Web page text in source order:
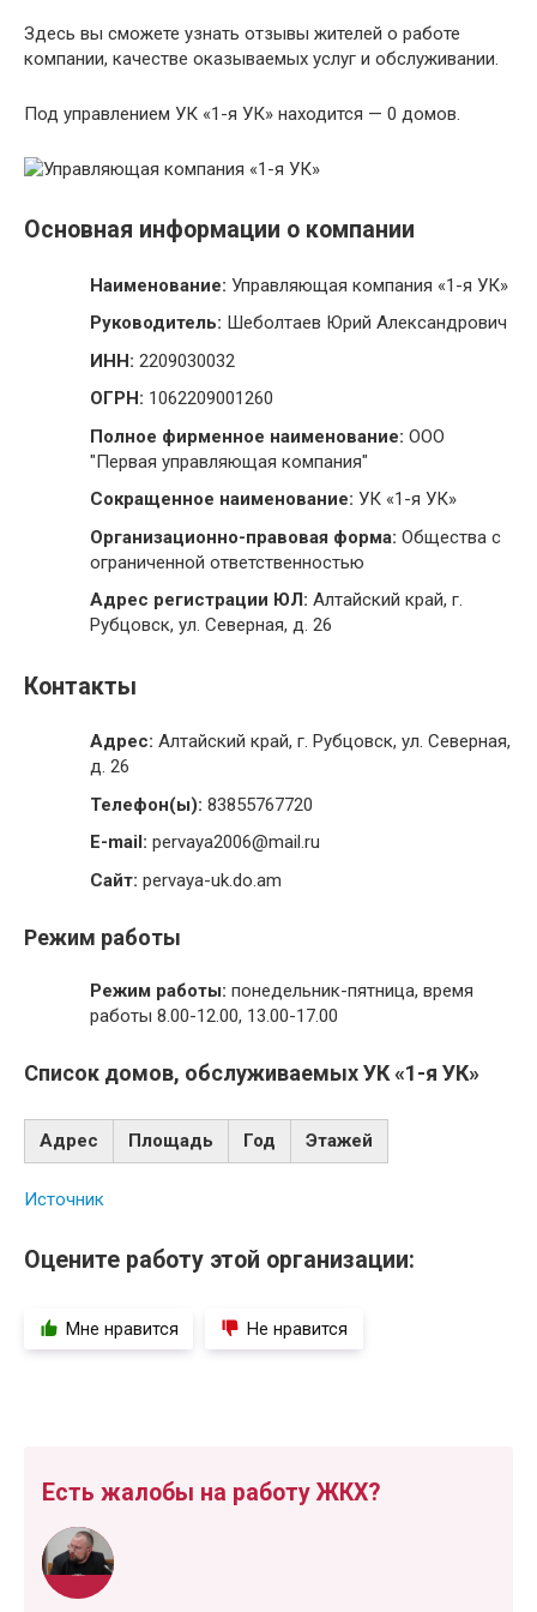
Здесь вы сможете узнать отзывы жителей о работе
компании, качестве оказываемых услуг и обслуживании.
Под управлением УК «1-я УК» находится — 0 домов.
Основная информации о компании
Наименование: Управляющая компания «1-я УК»
Руководитель: Шеболтаев Юрий Александрович
ИНН: 2209030032
ОГРН: 1062209001260
Полное фирменное наименование: ООО
"Первая управляющая компания"
Сокращенное наименование: УК «1-я УК»
Организационно-правовая форма: Общества с
ограниченной ответственностью
Адрес регистрации ЮЛ: Алтайский край, г.
Рубцовск, ул. Северная, д. 26
Контакты
Адрес: Алтайский край, г. Рубцовск, ул. Северная,
д. 26
Телефон(ы): 83855767720
E-mail: pervaya2006@mail.ru
Сайт: pervaya-uk.do.am
Режим работы
Режим работы: понедельник-пятница, время
работы 8.00-12.00, 13.00-17.00
Список домов, обслуживаемых УК «1-я УК»
Адрес Площадь Год Этажей
Источник
Оцените работу этой организации:
Мне нравится Не нравится
Есть жалобы на работу ЖКХ?